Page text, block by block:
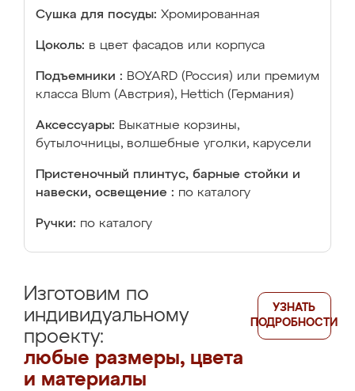
Сушка для посуды: Хромированная
Цоколь: в цвет фасадов или корпуса
Подъемники : BOYARD (Россия) или премиум
класса Blum (Австрия), Hettich (Германия)
Аксессуары: Выкатные корзины,
бутылочницы, волшебные уголки, карусели
Пристеночный плинтус, барные стойки и
навески, освещение : по каталогу
Ручки: по каталогу
Изготовим по
индивидуальному
проекту:
любые размеры, цвета
и материалы
УЗНАТЬ
ПОДРОБНОСТИ